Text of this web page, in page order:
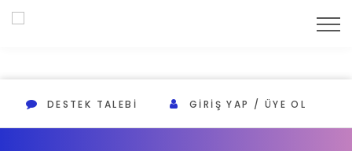
DESTEK TALEBI GIRIŞ YAP / ÜYE OL